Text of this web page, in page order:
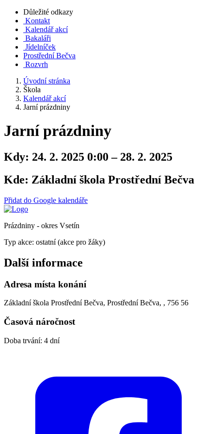
Důležité odkazy
Kontakt
Kalendář akcí
Bakaláři
Jídelníček
Prostřední Bečva
Rozvrh
Úvodní stránka
Škola
Kalendář akcí
Jarní prázdniny
Jarní prázdniny
Kdy: 24. 2. 2025 0:00 – 28. 2. 2025
Kde: Základní škola Prostřední Bečva
Přidat do Google kalendáře
Prázdniny - okres Vsetín
Typ akce: ostatní (akce pro žáky)
Další informace
Adresa místa konání
Základní škola Prostřední Bečva, Prostřední Bečva, , 756 56
Časová náročnost
Doba trvání: 4 dní